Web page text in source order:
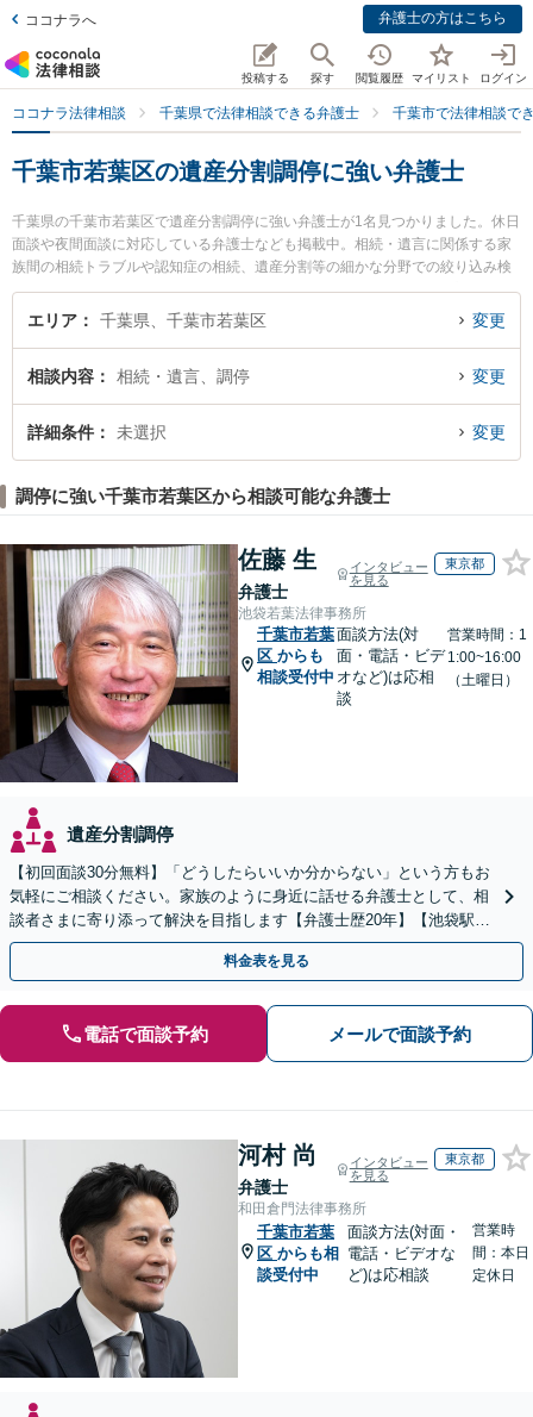
ココナラへ 弁護士の方はこちら
投稿する 探す 閲覧履歴 マイリスト ログイン
ココナラ法律相談 千葉県で法律相談できる弁護士 千葉市で法律相談で
千葉市若葉区の遺産分割調停に強い弁護士
千葉県の千葉市若葉区で遺産分割調停に強い弁護士が1名見つかりました。休日
面談や夜間面談に対応している弁護士なども掲載中。相続・遺言に関係する家
族間の相続トラブルや認知症の相続、遺産分割等の細かな分野での絞り込み検
索もでき便利です。特にすとう博文法律事務所の須藤 博文弁護士のプロフィー
ル情報や弁護士費用、強みなどが注目されています。『千葉市若葉区で土日や
談無料で遺産分割調停を法律相談できる千葉市若葉区内の弁護士に相談予約し
たい』などでお困りの相談者さんにおすすめです。
エリア 千葉県、千葉市若葉区 変更
相談内容 相続・遺言、調停 変更
詳細条件 未選択 変更
調停に強い千葉市若葉区から相談可能な弁護士
佐藤 生
弁護士
インタビュー
を見る
東京都
池袋若葉法律事務所
千葉市若葉
区 からも
相談受付中
面談方法(対
面・電話・ビデ
オなど)は応相
談
営業時間：1
1:00~16:00
（土曜日）
遺産分割調停
【初回面談30分無料】「どうしたらいいか分からない」という方もお
気軽にご相談ください。家族のように身近に話せる弁護士として、相
談者さまに寄り添って解決を目指します【弁護士歴20年】【池袋駅5
分】
料金表を見る
電話で面談予約 メールで面談予約
河村 尚
弁護士
インタビュー
を見る
東京都
和田倉門法律事務所
千葉市若葉
区 からも相
談受付中
面談方法(対面・
電話・ビデオな
ど)は応相談
営業時
間：本日
定休日